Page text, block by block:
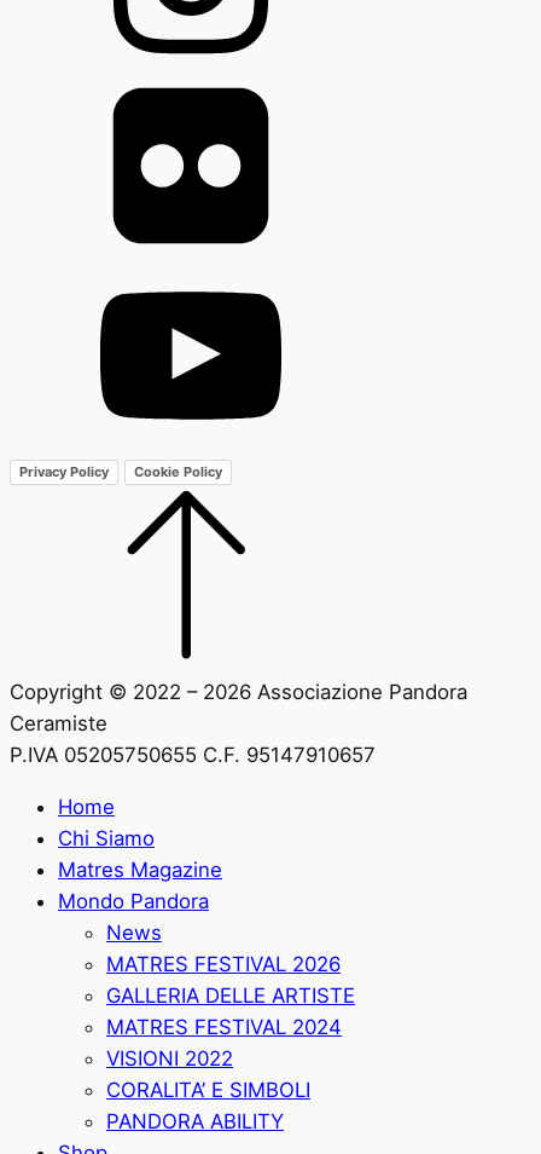
Privacy Policy Cookie Policy
Copyright © 2022 – 2026 Associazione Pandora
Ceramiste
P.IVA 05205750655 C.F. 95147910657
Home
Chi Siamo
Matres Magazine
Mondo Pandora
News
MATRES FESTIVAL 2026
GALLERIA DELLE ARTISTE
MATRES FESTIVAL 2024
VISIONI 2022
CORALITA’ E SIMBOLI
PANDORA ABILITY